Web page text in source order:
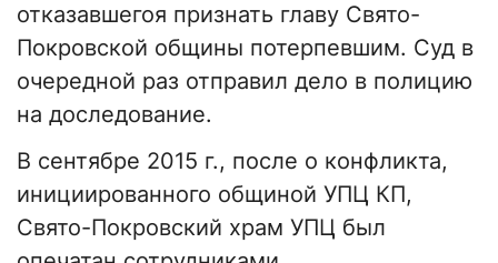
отказавшегоя признать главу Свято-
Покровской общины потерпевшим. Суд в
очередной раз отправил дело в полицию
на доследование.
В сентябре 2015 г., после о конфликта,
инициированного общиной УПЦ КП,
Свято-Покровский храм УПЦ был